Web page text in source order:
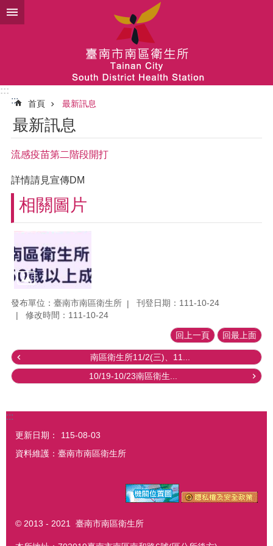
跳到主要內容區塊
:::
:::
首頁 最新訊息
最新訊息
流感疫苗第二階段開打
詳情請見宣傳DM
相關圖片
發布單位：臺南市南區衛生所
刊登日期：111-10-24
修改時間：111-10-24
回上一頁 回最上面
南區衛生所11/2(三)、11...
10/19-10/23南區衛生...
:::
更新日期：
115-08-03
資料維護：臺南市南區衛生所
© 2013 - 2021 臺南市南區衛生所